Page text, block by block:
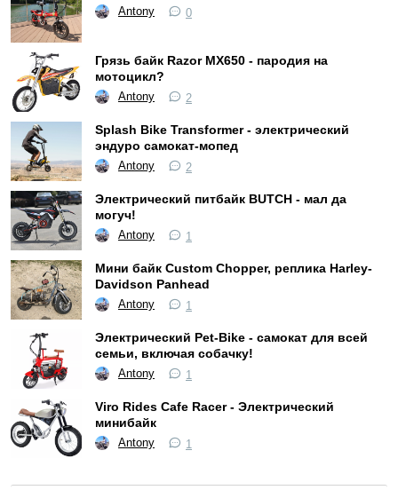
Antony 0
Грязь байк Razor MX650 - пародия на
мотоцикл?
Antony 2
Splash Bike Transformer - электрический
эндуро самокат-мопед
Antony 2
Электрический питбайк BUTCH - мал да
могуч!
Antony 1
Мини байк Custom Chopper, реплика Harley-
Davidson Panhead
Antony 1
Электрический Pet-Bike - самокат для всей
семьи, включая собачку!
Antony 1
Viro Rides Cafe Racer - Электрический
минибайк
Antony 1